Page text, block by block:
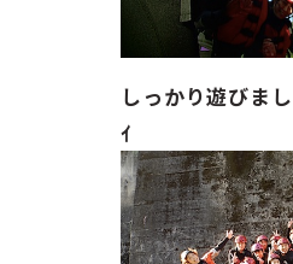
しっかり遊び
ｲ